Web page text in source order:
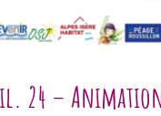
24 –